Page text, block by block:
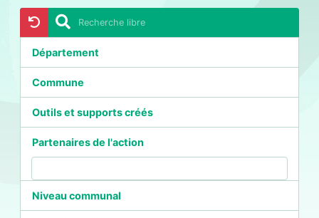
Département
Commune
Outils et supports créés
Partenaires de l'action
Niveau communal